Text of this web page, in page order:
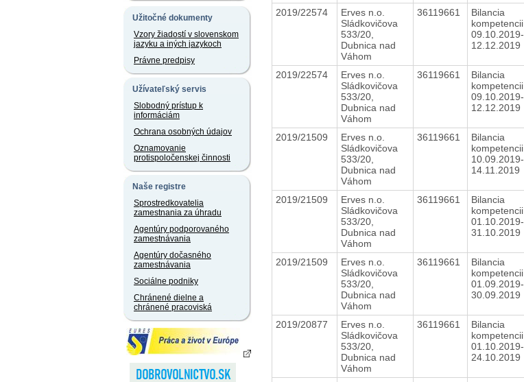
Užitočné dokumenty
Vzory žiadostí v slovenskom
jazyku a iných jazykoch
Právne predpisy
Užívateľský servis
Slobodný prístup k
informáciám
Ochrana osobných údajov
Oznamovanie
protispoločenskej činnosti
Naše registre
Sprostredkovatelia
zamestnania za úhradu
Agentúry podporovaného
zamestnávania
Agentúry dočasného
zamestnávania
Sociálne podniky
Chránené dielne a
chránené pracoviská
2019/22574
Erves n.o.
Sládkovičova
533/20,
Dubnica nad
Váhom
36119661
Bilancia
kompetencii
09.10.2019-
12.12.2019
2019/22574
Erves n.o.
Sládkovičova
533/20,
Dubnica nad
Váhom
36119661
Bilancia
kompetencii
09.10.2019-
12.12.2019
2019/21509
Erves n.o.
Sládkovičova
533/20,
Dubnica nad
Váhom
36119661
Bilancia
kompetencii
10.09.2019-
14.11.2019
2019/21509
Erves n.o.
Sládkovičova
533/20,
Dubnica nad
Váhom
36119661
Bilancia
kompetencii
01.10.2019-
31.10.2019
2019/21509
Erves n.o.
Sládkovičova
533/20,
Dubnica nad
Váhom
36119661
Bilancia
kompetencii
01.09.2019-
30.09.2019
2019/20877
Erves n.o.
Sládkovičova
533/20,
Dubnica nad
Váhom
36119661
Bilancia
kompetencii
01.10.2019-
24.10.2019